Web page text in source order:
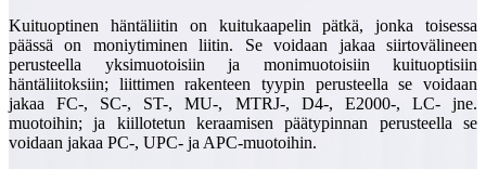
Kuituoptinen häntäliitin on kuitukaapelin pätkä, jonka toisessa
päässä on moniytiminen liitin. Se voidaan jakaa siirtovälineen
perusteella yksimuotoisiin ja monimuotoisiin kuituoptisiin
häntäliitoksiin; liittimen rakenteen tyypin perusteella se voidaan
jakaa FC-, SC-, ST-, MU-, MTRJ-, D4-, E2000-, LC- jne.
muotoihin; ja kiillotetun keraamisen päätypinnan perusteella se
voidaan jakaa PC-, UPC- ja APC-muotoihin.